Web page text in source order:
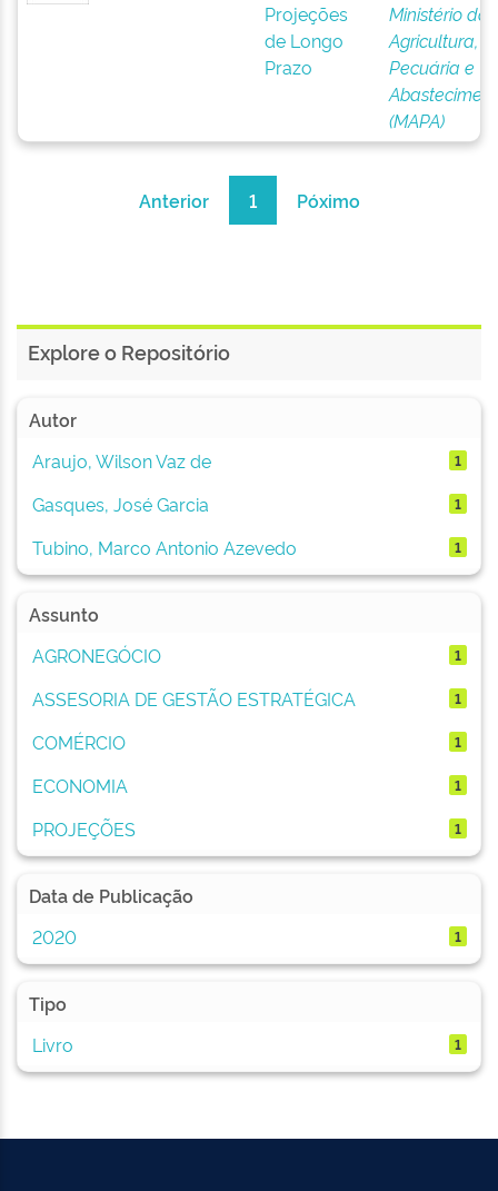
Projeções
de Longo
Prazo
Ministério da
Agricultura,
Pecuária e
(MAPA)
Anterior 1 Póximo
Explore o Repositório
Autor
Araujo, Wilson Vaz de
1
Gasques, José Garcia 1
Tubino, Marco Antonio Azevedo 1
Assunto
AGRONEGÓCIO
1
ASSESORIA DE GESTÃO ESTRATÉGICA 1
COMÉRCIO 1
ECONOMIA 1
PROJEÇÕES 1
Data de Publicação
2020
1
Tipo
Livro
1